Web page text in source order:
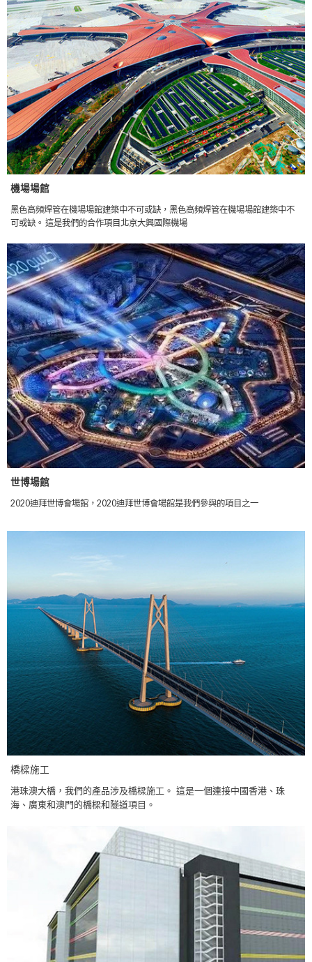
機場場館
黑色高頻焊管在機場場館建築中不可或缺，黑色高頻焊管在機場場館建築中不
可或缺。 這是我們的合作項目北京大興國際機場
世博場館
2020迪拜世博會場館，2020迪拜世博會場館是我們參與的項目之一
橋樑施工
港珠澳大橋，我們的產品涉及橋樑施工。 這是一個連接中國香港、珠
海、廣東和澳門的橋樑和隧道項目。